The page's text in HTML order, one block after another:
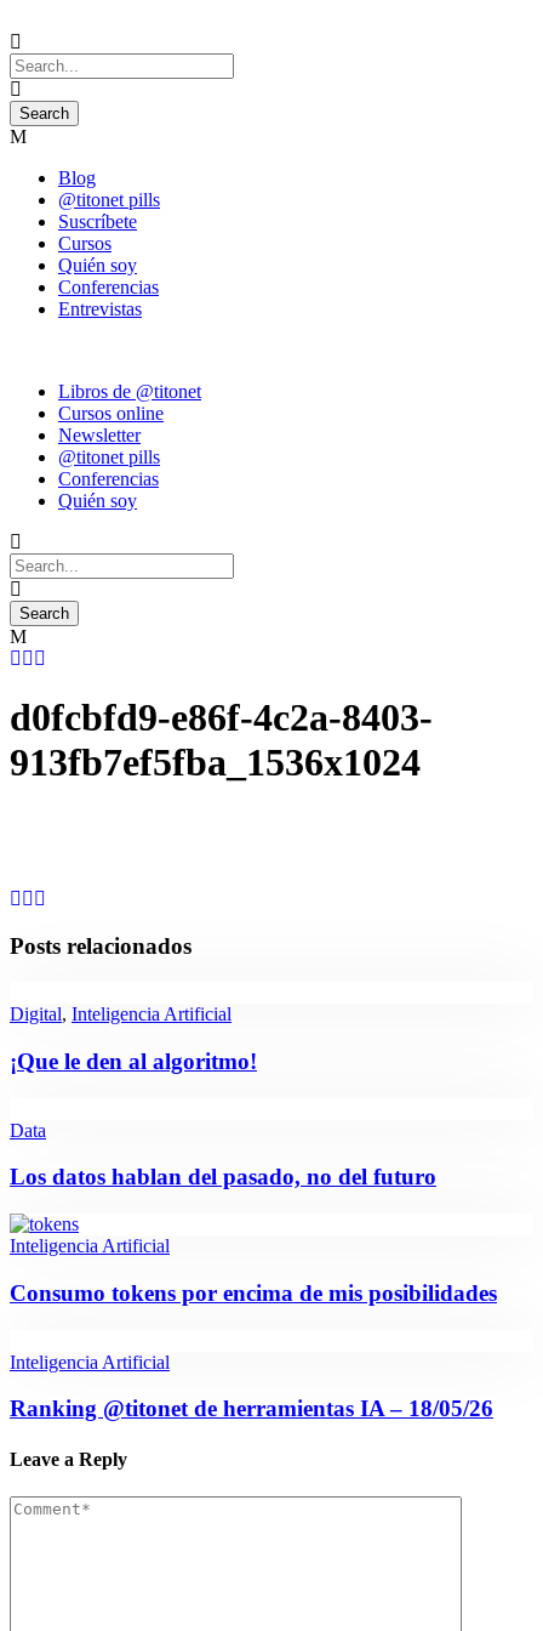
Blog
@titonet pills
Suscríbete
Cursos
Quién soy
Conferencias
Entrevistas
Libros de @titonet
Cursos online
Newsletter
@titonet pills
Conferencias
Quién soy
d0fcbfd9-e86f-4c2a-8403-
913fb7ef5fba_1536x1024
Posts relacionados
Digital, Inteligencia Artificial
¡Que le den al algoritmo!
Data
Los datos hablan del pasado, no del futuro
Inteligencia Artificial
Consumo tokens por encima de mis posibilidades
Inteligencia Artificial
Ranking @titonet de herramientas IA – 18/05/26
Leave a Reply